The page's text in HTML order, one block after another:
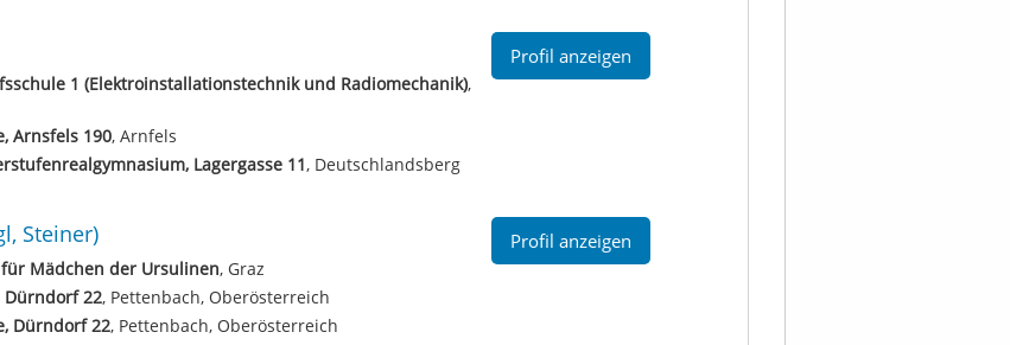
1 (Elektroinstallationstechnik und Radiomechanik),
Arnsfels 190, Arnfels
Lagergasse 11, Deutschlandsberg
Profil anzeigen
Steiner)
Mädchen der Ursulinen, Graz
Dürndorf 22, Pettenbach, Oberösterreich
Dürndorf 22, Pettenbach, Oberösterreich
Profil anzeigen